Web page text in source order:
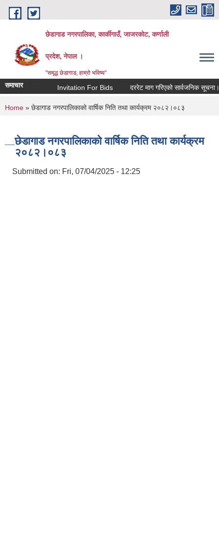
Skip to main content
छेडागाड नगरपालिका, कार्कीगाउँ, जाजरकाेट, कर्णाली
प्रदेश, नेपाल ।
"समृद्ध छेडागाड, हाम्रो भविष्य"
समाचार Invitation For Bids दररेट माग गरिएको सार्वजनिक सूचना।
You are here
Home » छेडागाड नगरपालिकाको वार्षिक निति तथा कार्यक्रम २०८२।०८३
छेडागाड नगरपालिकाको वार्षिक निति तथा कार्यक्रम
२०८२।०८३
Submitted on: Fri, 07/04/2025 - 12:25